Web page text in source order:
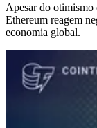
Apesar do
Ethereum reagem
economia global.